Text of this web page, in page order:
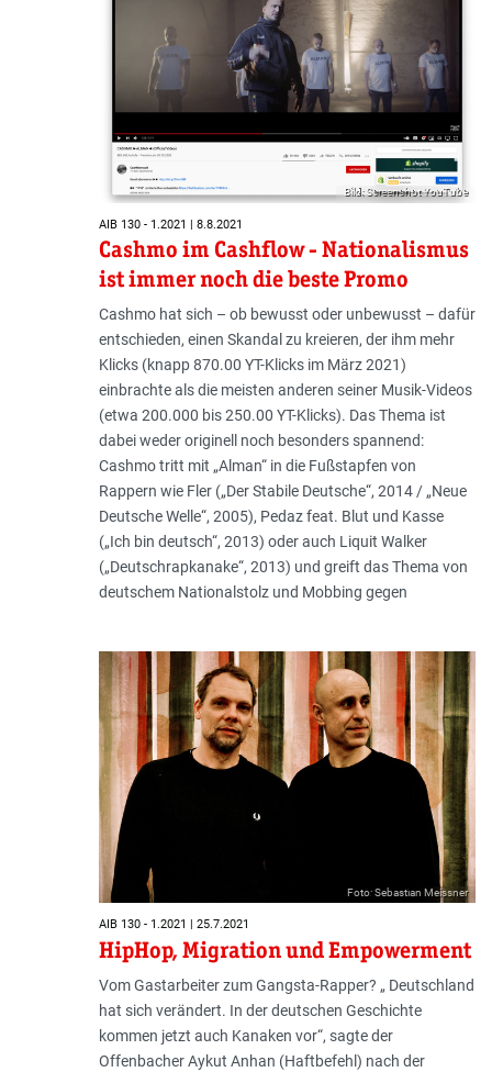
Bild: Screenshot YouTube
AIB 130 - 1.2021 | 8.8.2021
Cashmo im Cashflow - Nationalismus
ist immer noch die beste Promo
Cashmo hat sich – ob bewusst oder unbewusst – dafür
entschieden, einen Skandal zu kreieren, der ihm mehr
Klicks (knapp 870.00 YT-Klicks im März 2021)
einbrachte als die meisten anderen seiner Musik-Videos
(etwa 200.000 bis 250.00 YT-Klicks). Das Thema ist
dabei weder originell noch besonders spannend:
Cashmo tritt mit „Alman“ in die Fußstapfen von
Rappern wie Fler („Der Stabile Deutsche“, 2014 / „Neue
Deutsche Welle“, 2005), Pedaz feat. Blut und Kasse
(„Ich bin deutsch“, 2013) oder auch Liquit Walker
(„Deutschrapkanake“, 2013) und greift das Thema von
deutschem Nationalstolz und Mobbing gegen
Foto: Sebastian Meissner
AIB 130 - 1.2021 | 25.7.2021
HipHop, Migration und Empowerment
Vom Gastarbeiter zum Gangsta-Rapper? „ Deutschland
hat sich verändert. In der deutschen Geschichte
kommen jetzt auch Kanaken vor“, sagte der
Offenbacher Aykut Anhan (Haftbefehl) nach der